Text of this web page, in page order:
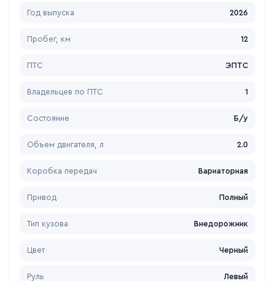
Год выпуска 2026
Пробег, км 12
ПТС ЭПТС
Владельцев по ПТС 1
Состояние Б/у
Объем двигателя, л 2.0
Коробка передач Вариаторная
Привод Полный
Тип кузова Внедорожник
Цвет Черный
Руль Левый